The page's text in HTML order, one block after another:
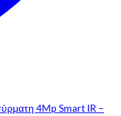
4Mp Smart IR –